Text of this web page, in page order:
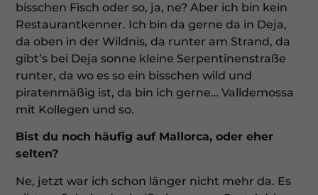
bisschen Fisch oder so, ja, ne? Aber ich bin kein
Restaurantkenner. Ich bin da gerne da in Deja,
da oben in der Wildnis, da runter am Strand, da
gibt’s bei Deja sonne kleine Serpentinenstraße
runter, da wo es so ein bisschen wild und
piratenmäßig ist, da bin ich gerne… Valldemossa
mit Kollegen und so.
Bist du noch häufig auf Mallorca, oder eher
selten?
Ne, jetzt war ich schon länger nicht mehr da. Es